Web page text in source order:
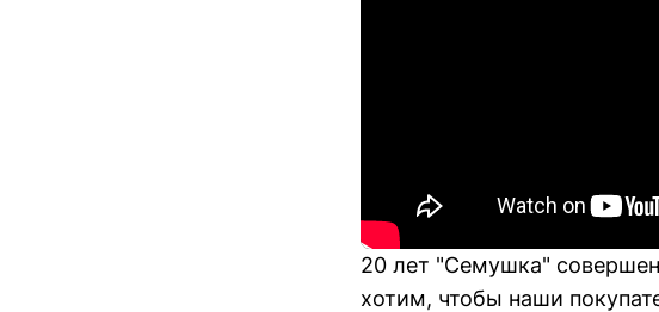
20 лет "Семушка"
хотим, чтобы наши